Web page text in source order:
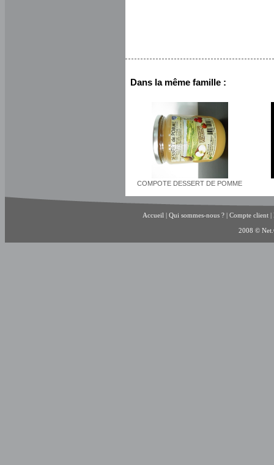
Dans la même famille :
COMPOTE DESSERT DE POMME
Accueil Qui sommes-nous ?| Compte client
2008 ©